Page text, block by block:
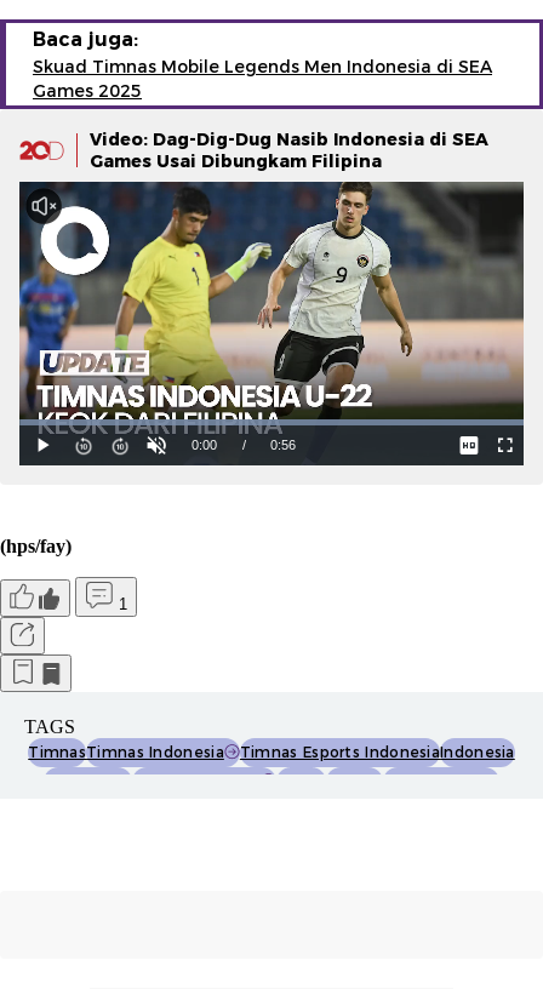
Baca juga:
Skuad Timnas Mobile Legends Men Indonesia di SEA
Games 2025
Video: Dag-Dig-Dug Nasib Indonesia di SEA
Games Usai Dibungkam Filipina
(hps/fay)
1
TAGS
TimnasTimnas Indonesia Timnas Esports IndonesiaIndonesia